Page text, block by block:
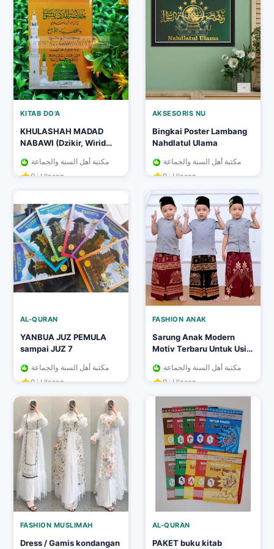
KITAB DO'A
KHULASHAH MADAD
NABAWI (Dzikir, Wirid
Habib Umar bin Hafidz
مكتبة أهل السنة والجماعة
0 Ulasan
AKSESORIS NU
Bingkai Poster Lambang
Nahdlatul Ulama
مكتبة أهل السنة والجماعة
0 Ulasan
AL-QURAN
YANBUA JUZ PEMULA
sampai JUZ 7
مكتبة أهل السنة والجماعة
0 Ulasan
FASHION ANAK
Sarung Anak Modern
Motiv Terbaru Untuk Usia
Bahan Katun Lembut
Adem Di Pakai
مكتبة أهل السنة والجماعة
0 Ulasan
FASHION MUSLIMAH
Dress / Gamis kondangan
AL-QURAN
PAKET buku kitab